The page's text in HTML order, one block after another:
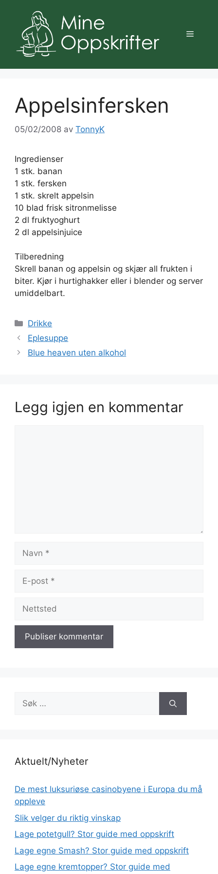
innhold
Meny
Appelsinfersken
05/02/2008 av TonnyK
Ingredienser
1 stk. banan
1 stk. fersken
1 stk. skrelt appelsin
10 blad frisk sitronmelisse
2 dl fruktyoghurt
2 dl appelsinjuice
Tilberedning
Skrell banan og appelsin og skjær all frukten i
biter. Kjør i hurtighakker eller i blender og server
umiddelbart.
Kategorier
Drikke
Eplesuppe
Blue heaven uten alkohol
Legg igjen en kommentar
Navn
Nettsted
Søk
etter:
Aktuelt/Nyheter
De mest luksuriøse casinobyene i Europa du må
oppleve
Slik velger du riktig vinskap
Lage potetgull? Stor guide med oppskrift
Lage egne Smash? Stor guide med oppskrift
Lage egne kremtopper? Stor guide med